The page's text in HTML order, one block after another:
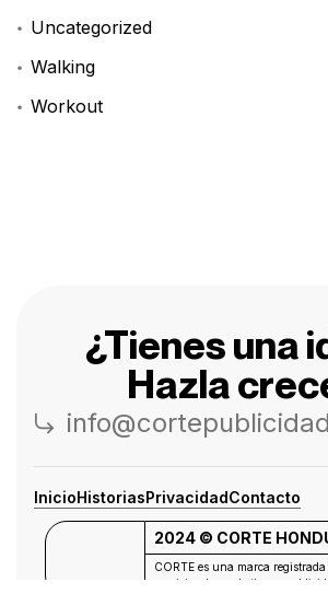
Uncategorized
Walking
Workout
¿Tienes una
Hazla
InicioHistoriasPrivacidadContacto
2024 © CORTE
CORTE es una marca
servicios de marketing y